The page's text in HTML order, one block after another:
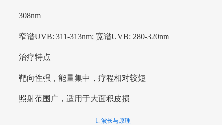
308nm
窄谱UVB: 311-313nm; 宽谱UVB: 280-320nm
治疗特点
靶向性强，能量集中，疗程相对较短
照射范围广，适用于大面积皮损
1. 波长与原理